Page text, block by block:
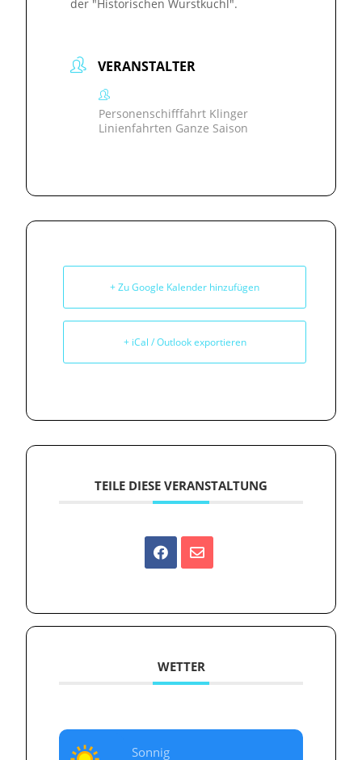
der "Historischen Wurstkuchl".
VERANSTALTER
Personenschifffahrt Klinger
Linienfahrten Ganze Saison
+ Zu Google Kalender hinzufügen
+ iCal / Outlook exportieren
TEILE DIESE VERANSTALTUNG
WETTER
Sonnig